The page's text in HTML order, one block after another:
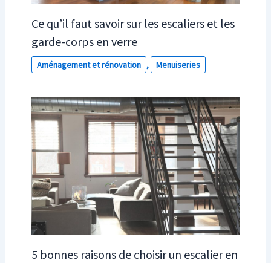
Ce qu’il faut savoir sur les escaliers et les
garde-corps en verre
Aménagement et rénovation , Menuiseries
5 bonnes raisons de choisir un escalier en